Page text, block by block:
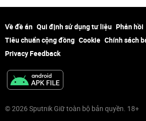
Về đề án Qui định sử dụng tư liệu Phản hồi
Tiêu chuẩn cộng đồng Cookie Chính sách
Privacy Feedback
© 2026 Sputnik Giữ toàn bộ bản quyền. 18+